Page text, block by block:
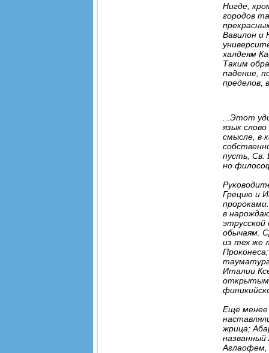
Нигде,
городов
Вавилон и
халдеям
Таким
падение,
пределов,
...Этот
язык
смысле, в
пусть, Св.
но
Грецию и
в
этрусской
обычаям.
из тех же
Италии
открытым
Еще
жрица;
названный
Аглаофем,